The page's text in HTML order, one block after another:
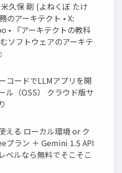
久保 剛 (よねくぼ たけ
のアーキテクト • X:
• 『アーキテクトの教科
ソフトウェアのアーキテ
コードでLLMアプリを開
ル（OSS） クラウド版サ
える ローカル環境 or ク
プラン ＋ Gemini 1.5 API
ベルなら無料でそこそこ